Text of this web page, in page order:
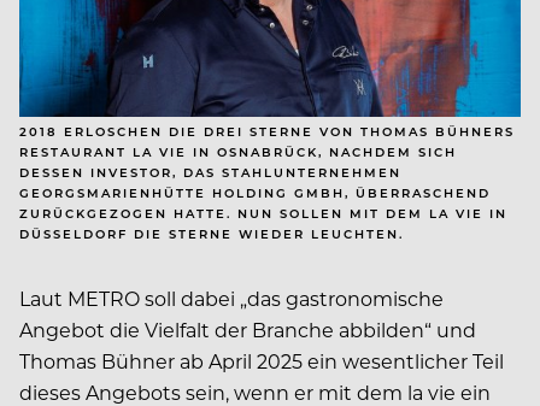
2018 ERLOSCHEN DIE DREI STERNE VON THOMAS BÜHNERS
RESTAURANT LA VIE IN OSNABRÜCK, NACHDEM SICH
DESSEN INVESTOR, DAS STAHLUNTERNEHMEN
GEORGSMARIENHÜTTE HOLDING GMBH, ÜBERRASCHEND
ZURÜCKGEZOGEN HATTE. NUN SOLLEN MIT DEM LA VIE IN
DÜSSELDORF DIE STERNE WIEDER LEUCHTEN.
Laut METRO soll dabei „das gastronomische
Angebot die Vielfalt der Branche abbilden“ und
Thomas Bühner ab April 2025 ein wesentlicher Teil
dieses Angebots sein, wenn er mit dem la vie ein